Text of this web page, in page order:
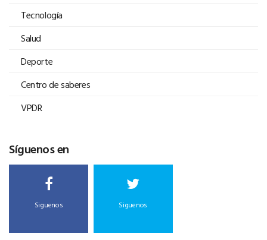
Tecnología
Salud
Deporte
Centro de saberes
VPDR
Síguenos en
Siguenos Siguenos